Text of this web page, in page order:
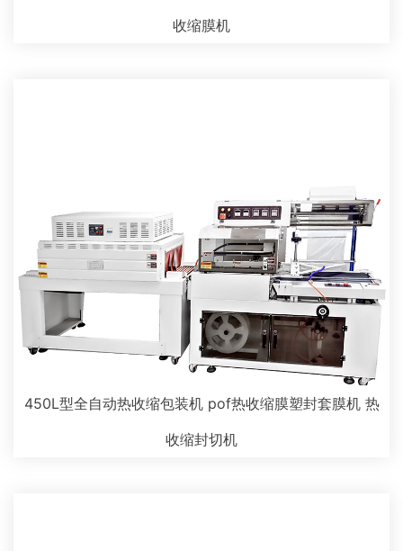
收缩膜机
450L型全自动热收缩包装机 pof热收缩膜塑封套膜机 热
收缩封切机